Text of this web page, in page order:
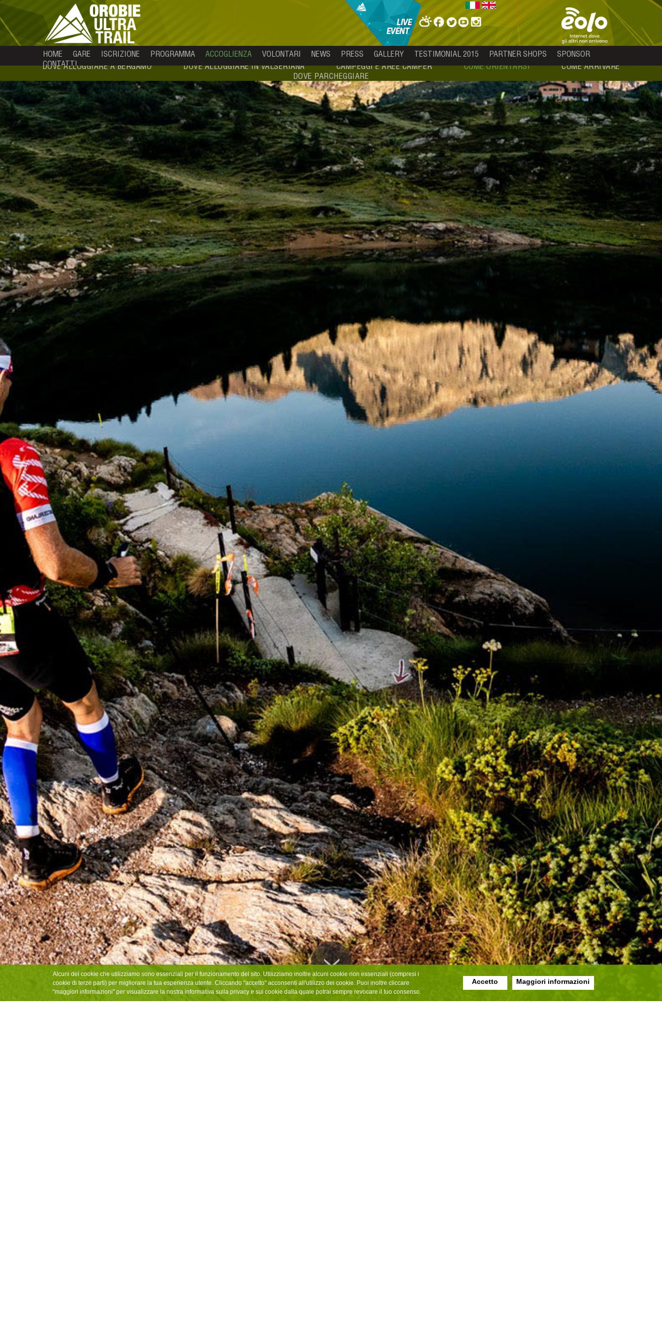
HOME GARE ISCRIZIONE PROGRAMMA ACCOGLIENZA VOLONTARI NEWS PRESS GALLERY TESTIMONIAL 2015 PARTNER SHOPS
SPONSOR
CONTATTI
DOVE ALLOGGIARE A BERGAMO DOVE ALLOGGIARE IN VALSERIANA CAMPEGGI E AREE CAMPER COME ORIENTARSI
COME ARRIVARE
DOVE PARCHEGGIARE
Alcuni dei cookie che utilizziamo sono essenziali per il funzionamento del sito. Utilizziamo inoltre alcuni cookie non essenziali (compresi i
cookie di terze parti) per migliorare la tua esperienza utente. Cliccando "accetto" acconsenti all'utilizzo dei cookie. Puoi inoltre cliccare
"maggiori informazioni" per visualizzare la nostra informativa sulla privacy e sui cookie dalla quale potrai sempre revocare il tuo consenso.
Accetto Maggiori informazioni